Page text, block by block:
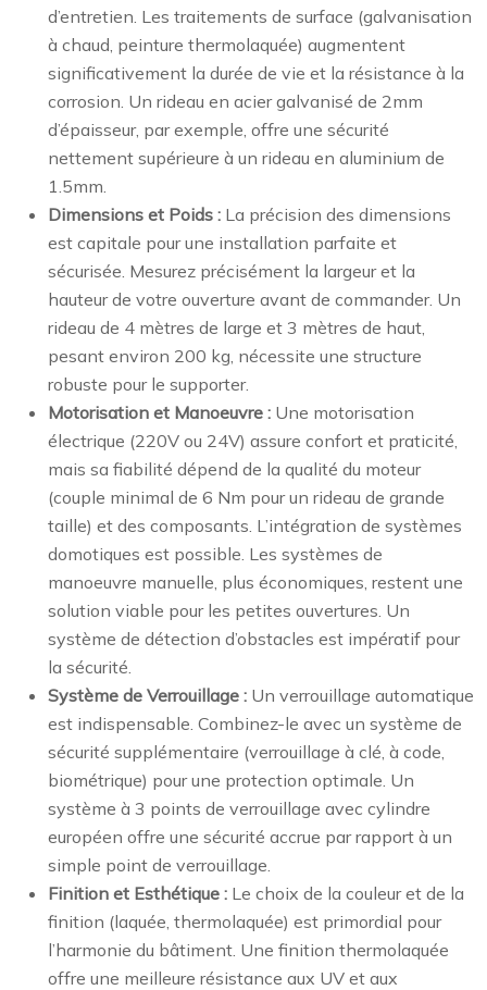
d’entretien. Les traitements de surface (galvanisation
à chaud, peinture thermolaquée) augmentent
significativement la durée de vie et la résistance à la
corrosion. Un rideau en acier galvanisé de 2mm
d’épaisseur, par exemple, offre une sécurité
nettement supérieure à un rideau en aluminium de
1.5mm.
Dimensions et Poids : La précision des dimensions
est capitale pour une installation parfaite et
sécurisée. Mesurez précisément la largeur et la
hauteur de votre ouverture avant de commander. Un
rideau de 4 mètres de large et 3 mètres de haut,
pesant environ 200 kg, nécessite une structure
robuste pour le supporter.
Motorisation et Manoeuvre : Une motorisation
électrique (220V ou 24V) assure confort et praticité,
mais sa fiabilité dépend de la qualité du moteur
(couple minimal de 6 Nm pour un rideau de grande
taille) et des composants. L’intégration de systèmes
domotiques est possible. Les systèmes de
manoeuvre manuelle, plus économiques, restent une
solution viable pour les petites ouvertures. Un
système de détection d’obstacles est impératif pour
la sécurité.
Système de Verrouillage : Un verrouillage automatique
est indispensable. Combinez-le avec un système de
sécurité supplémentaire (verrouillage à clé, à code,
biométrique) pour une protection optimale. Un
système à 3 points de verrouillage avec cylindre
européen offre une sécurité accrue par rapport à un
simple point de verrouillage.
Finition et Esthétique : Le choix de la couleur et de la
finition (laquée, thermolaquée) est primordial pour
l’harmonie du bâtiment. Une finition thermolaquée
offre une meilleure résistance aux UV et aux